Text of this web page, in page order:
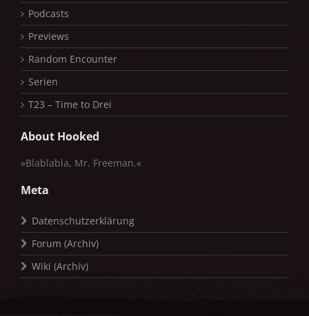
Podcasts
Previews
Random Encounter
Serien
T23 – Time to Drei
About Hooked
»Blablabla, Mr. Freeman.«
Meta
Datenschutzerklärung
Forum (Archiv)
Wiki (Archiv)